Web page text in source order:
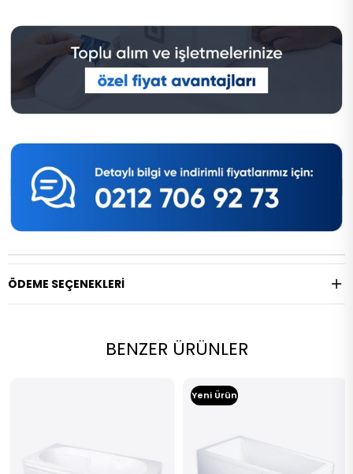
ÖDEME SEÇENEKLERI
BENZER ÜRÜNLER
Yeni Ürün